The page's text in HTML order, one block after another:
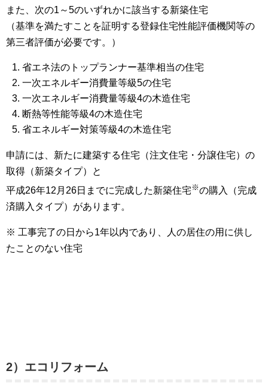
また、次の1～5のいずれかに該当する新築住宅
（基準を満たすことを証明する登録住宅性能評価機関等の
第三者評価が必要です。）
省エネ法のトップランナー基準相当の住宅
一次エネルギー消費量等級5の住宅
一次エネルギー消費量等級4の木造住宅
断熱等性能等級4の木造住宅
省エネルギー対策等級4の木造住宅
申請には、新たに建築する住宅（注文住宅・分譲住宅）の
取得（新築タイプ）と
平成26年12月26日までに完成した新築住宅 ※の購入（完成
済購入タイプ）があります。
※ 工事完了の日から1年以内であり、人の居住の用に供し
たことのない住宅
2）エコリフォーム